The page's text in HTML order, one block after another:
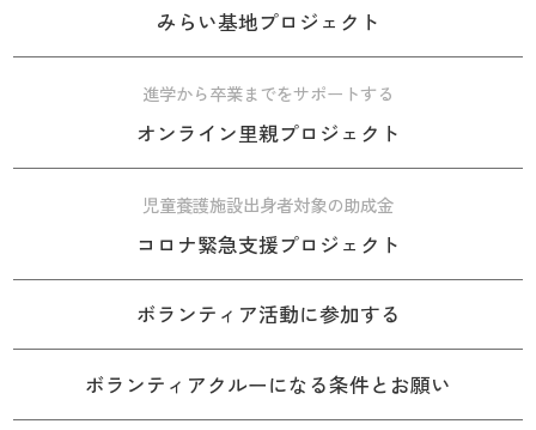
みらい基地プロジェクト
進学から卒業までをサポートする
オンライン里親プロジェクト
児童養護施設出身者対象の助成金
コロナ緊急支援プロジェクト
ボランティア活動に参加する
ボランティアクルーになる条件とお願い